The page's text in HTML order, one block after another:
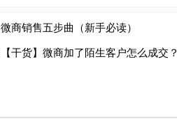
微商销售五步曲（新手必读）
【干货】微商加了陌生客户怎么成交？